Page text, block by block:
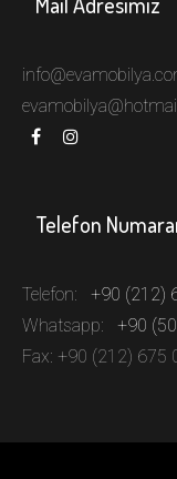
Telefon
Telefon:
+90 (212)
Whatsapp:
+90
Fax: +90 (212) 675